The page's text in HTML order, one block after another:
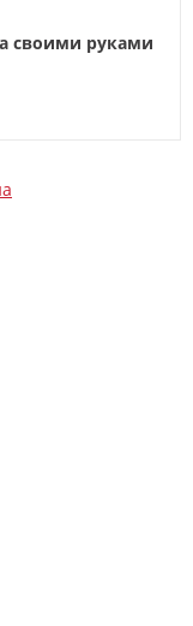
своими руками